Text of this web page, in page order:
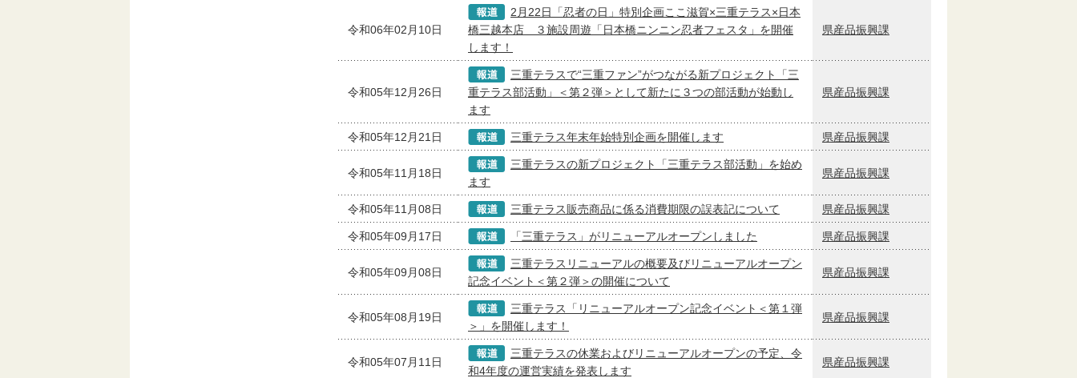
令和06年02月10日
2月22日「忍者の日」特別企画ここ滋賀×三重テラス×日本
橋三越本店 ３施設周遊「日本橋ニンニン忍者フェスタ」を開催
します！
県産品振興課
令和05年12月26日
三重テラスで“三重ファン”がつながる新プロジェクト「三
重テラス部活動」＜第２弾＞として新たに３つの部活動が始動し
ます
県産品振興課
令和05年12月21日 三重テラス年末年始特別企画を開催します 県産品振興課
令和05年11月18日
三重テラスの新プロジェクト「三重テラス部活動」を始め
ます
県産品振興課
令和05年11月08日 三重テラス販売商品に係る消費期限の誤表記について 県産品振興課
令和05年09月17日 「三重テラス」がリニューアルオープンしました 県産品振興課
令和05年09月08日
三重テラスリニューアルの概要及びリニューアルオープン
記念イベント＜第２弾＞の開催について
県産品振興課
令和05年08月19日
三重テラス「リニューアルオープン記念イベント＜第１弾
＞」を開催します！
県産品振興課
令和05年07月11日
三重テラスの休業およびリニューアルオープンの予定、令
和4年度の運営実績を発表します
県産品振興課